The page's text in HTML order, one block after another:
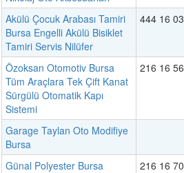
Akülü Çocuk Arabası Tamiri
Bursa Engelli Akülü Bisiklet
Tamiri Servis Nilüfer
444 16 03
Özoksan Otomotiv Bursa
Tüm Araçlara Tek Çift Kanat
Sürgülü Otomatik Kapı
Sistemi
216 16 56
Garage Taylan Oto Modifiye
Bursa
Günal Polyester Bursa 216 16 70